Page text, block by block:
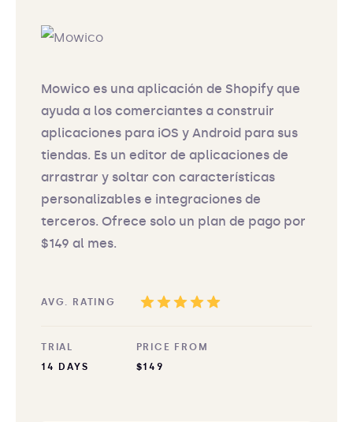
Mowico es una aplicación de Shopify que
ayuda a los comerciantes a construir
aplicaciones para iOS y Android para sus
tiendas. Es un editor de aplicaciones de
arrastrar y soltar con características
personalizables e integraciones de
terceros. Ofrece solo un plan de pago por
$149 al mes.
AVG. RATING
TRIAL
14 DAYS
PRICE FROM
$149